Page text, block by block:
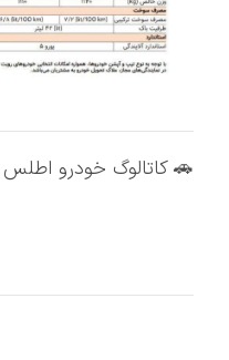
🚗 کاتالوگ خودرو اطلس E شرکت سایپا